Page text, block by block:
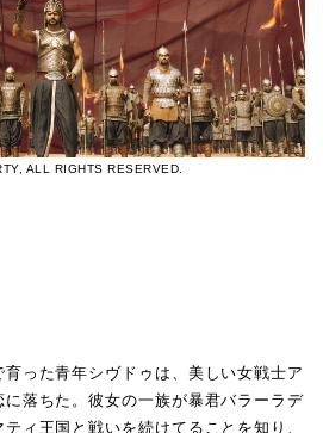
ALL RIGHTS RESERVED.
った青年シヴドゥは、美しい女戦士ア
落ちた。彼女の一族が暴君バラーラデ
ィ王国と戦いを続けてることを知り、